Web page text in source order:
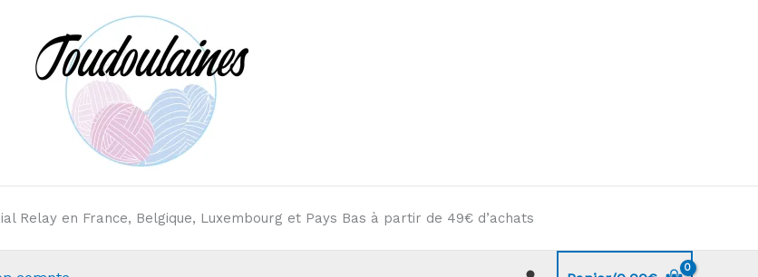
Relay en France, Belgique, Luxembourg et Pays Bas à partir de 49€ d’achats